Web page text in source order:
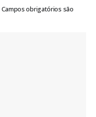
Campos obrigatórios são